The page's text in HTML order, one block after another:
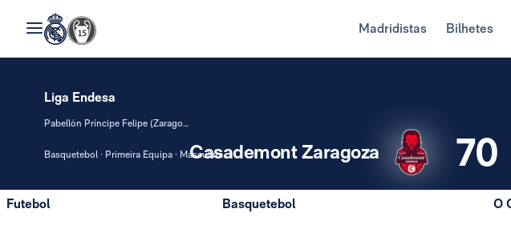
Madridistas Bilhetes
Liga Endesa
Pabellón Príncipe Felipe (Zaragoza)
Basquetebol · Primeira Equipa · Masculina 70
Casademont Zaragoza
Futebol Basquetebol O